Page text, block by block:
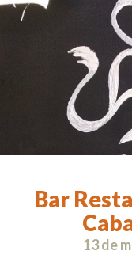
Bar
13 de